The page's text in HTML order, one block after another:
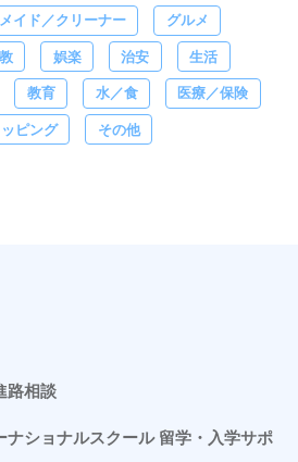
メイド／クリーナー グルメ
娯楽 治安 生活
教育 水／食 医療／保険
ピング その他
路相談
ナショナルスクール 留学・入学サポ